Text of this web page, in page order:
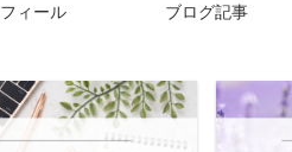
ィール ブログ記事